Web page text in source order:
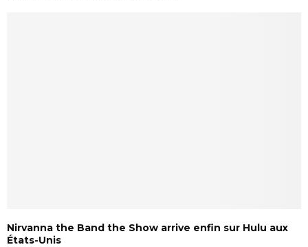
Nirvanna the Band the Show arrive enfin sur Hulu aux
États-Unis